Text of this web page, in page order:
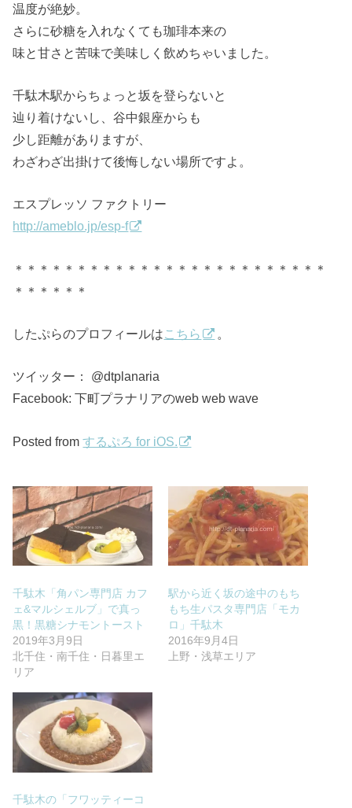
温度が絶妙。
さらに砂糖を入れなくても珈琲本来の
味と甘さと苦味で美味しく飲めちゃいました。
千駄木駅からちょっと坂を登らないと
辿り着けないし、谷中銀座からも
少し距離がありますが、
わざわざ出掛けて後悔しない場所ですよ。
エスプレッソ ファクトリー
http://ameblo.jp/esp-f
＊＊＊＊＊＊＊＊＊＊＊＊＊＊＊＊＊＊＊＊＊＊＊＊＊
＊＊＊＊＊＊
したぷらのプロフィールはこちら 。
ツイッター： @dtplanaria
Facebook: 下町プラナリアのweb web wave
Posted fromするぷろ for iOS.
千駄木「角パン専門店 カフ
ェ&マルシェルブ」で真っ
黒！黒糖シナモントースト
2019年3月9日
北千住・南千住・日暮里エ
リア
駅から近く坂の途中のもち
もち生パスタ専門店「モカ
ロ」千駄木
2016年9月4日
上野・浅草エリア
千駄木の「フワッティーコ